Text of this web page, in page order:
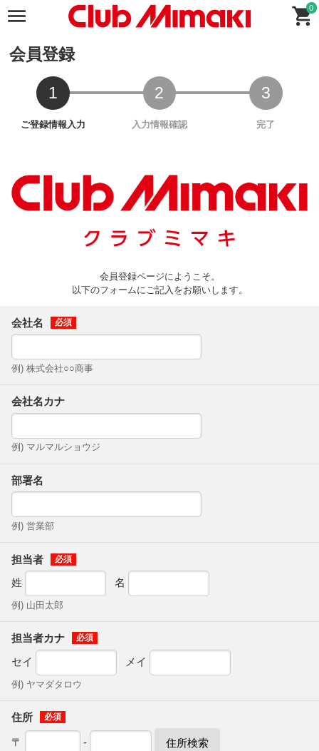
0
会員登録
会員登録ページにようこそ。
以下のフォームにご記入をお願いします。
会社名
例) 株式会社○○商事
会社名カナ
例) マルマルショウジ
部署名
例) 営業部
担当者
姓
名
例) 山田太郎
担当者カナ
セイ
メイ
例) ヤマダタロウ
住所
〒 - 住所検索